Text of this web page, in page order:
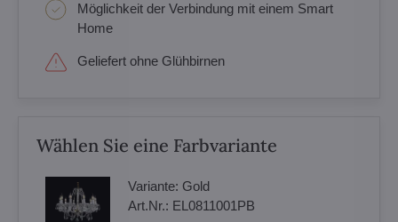
Möglichkeit der Verbindung mit einem Smart
Home
Geliefert ohne Glühbirnen
Wählen Sie eine Farbvariante
Variante: Gold
Art.Nr.: EL0811001PB